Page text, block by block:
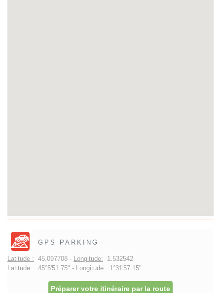
GPS PARKING
Latitude : 45.097708 - Longitude: 1.532542
Latitude : 45°5'51.75" - Longitude: 1°31'57.15"
Préparer votre itinéraire par la route